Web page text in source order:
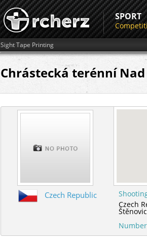
SPORT
Sight Tape Printing
Chrástecká terénní
Czech Republic
Czech